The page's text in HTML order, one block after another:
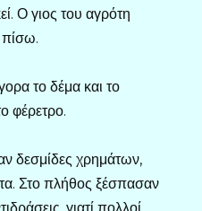
Ο γιος του αγρότη
πίσω.
το δέμα και το
φέρετρο.
δεσμίδες χρημάτων,
Στο πλήθος ξέσπασαν